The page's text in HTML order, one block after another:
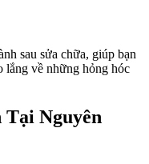
sau sửa chữa, giúp bạn
lắng về những hỏng hóc
Nguyên